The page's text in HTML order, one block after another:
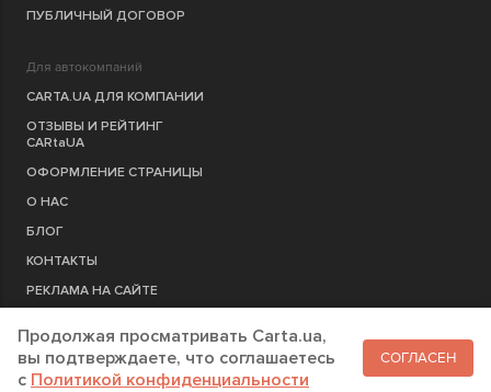
ПУБЛИЧНЫЙ ДОГОВОР
Для автокомпаний
CARTA.UA ДЛЯ КОМПАНИИ
ОТЗЫВЫ И РЕЙТИНГ
CARtaUA
ОФОРМЛЕНИЕ СТРАНИЦЫ
О НАС
БЛОГ
КОНТАКТЫ
РЕКЛАМА НА САЙТЕ
РЕГИСТРАЦИЯ КОМПАНИЮ
Продолжая просматривать Carta.ua,
вы подтверждаете, что соглашаетесь
c Политикой конфиденциальности
СОГЛАСЕН